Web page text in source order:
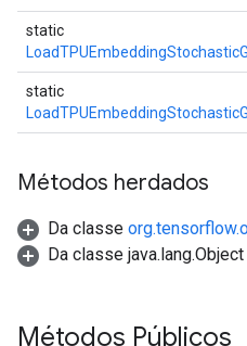
static
static
Métodos herdados
Da classe
Da classe java.lang.Object
Métodos Públicos